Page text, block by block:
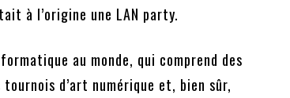
à l’origine une LAN party.
au monde, qui comprend des
d’art numérique et, bien sûr,